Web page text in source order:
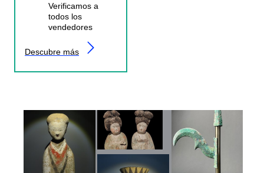
Verificamos a
todos los
vendedores
Descubre más